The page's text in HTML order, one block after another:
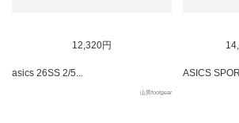
12,320円
asics 26SS 2/5...
山男footgear
ASICS